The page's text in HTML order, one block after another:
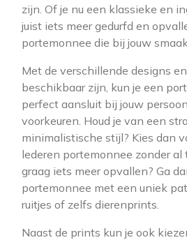
zijn. Of je nu een klassieke en
juist iets meer gedurfd en
portemonnee die bij jouw
Met de verschillende designs
beschikbaar zijn, kun je een
perfect aansluit bij jouw
voorkeuren. Houd je van een
minimalistische stijl? Kies dan
lederen portemonnee zonder al
graag iets meer opvallen? Ga
portemonnee met een uniek
ruitjes of zelfs dierenprints.
Naast de prints kun je ook